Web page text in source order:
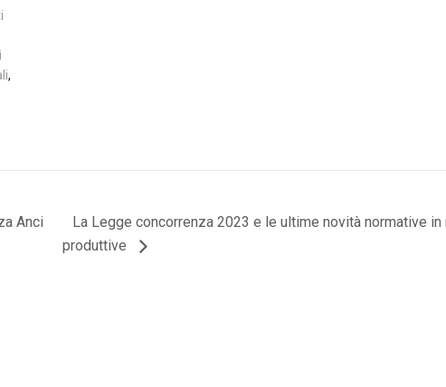
,
Anci
La Legge concorrenza 2023 e le ultime novità normative
produttive